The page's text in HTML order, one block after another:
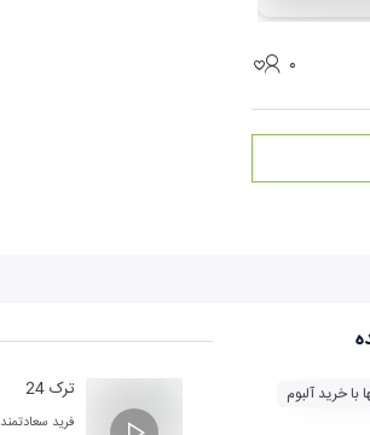
۰
با خرید آلبوم ترک 24
فرید سعادتمند